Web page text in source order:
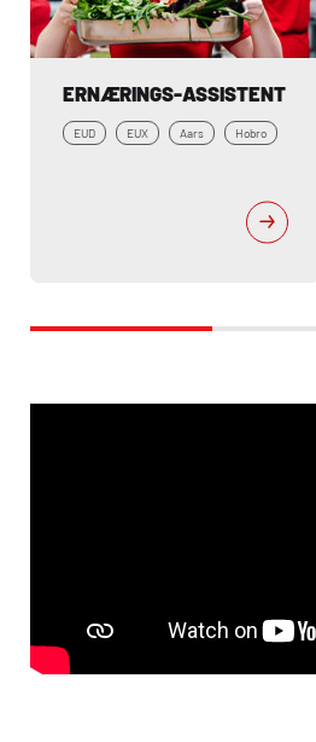
ERNÆRINGS-ASSISTENT
EUD EUX Aars Hobro